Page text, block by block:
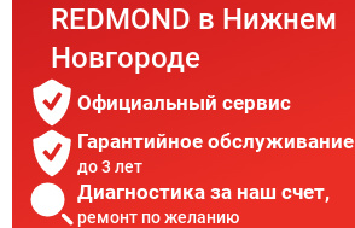
REDMOND в Нижнем
Новгороде
Официальный сервис
Гарантийное обслуживание
до 3 лет
Диагностика за наш счет,
ремонт по желанию